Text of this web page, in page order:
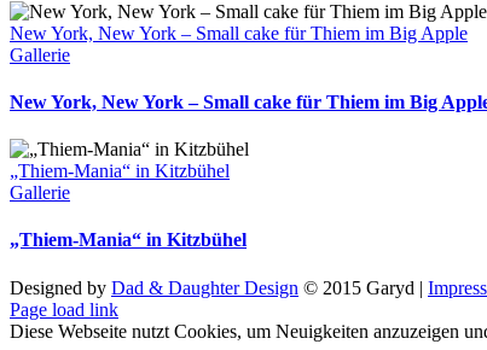
New York, New York – Small cake für Thiem im Big Apple
Gallerie
New York, New York – Small cake für Thiem im Big
„Thiem-Mania“ in Kitzbühel
Gallerie
„Thiem-Mania“ in Kitzbühel
Designed by Dad & Daughter Design © 2015 Garyd |
Facebook
X
YouTube
SoundCloud
Instagram
Page load link
Diese Webseite nutzt Cookies, um Neuigkeiten anzuzeigen